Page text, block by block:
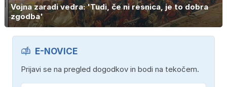
Vojna zaradi vedra: 'Tudi, če ni resnica, je to dobra
zgodba'
E-NOVICE
Prijavi se na pregled dogodkov in bodi na tekočem.